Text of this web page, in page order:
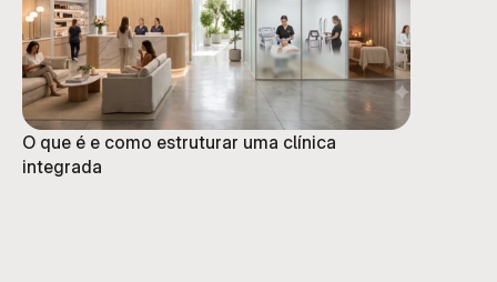
O que é e como estruturar uma clínica
integrada